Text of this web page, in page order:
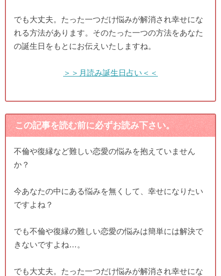
でも大丈夫。たった一つだけ悩みが解消され幸せにな
れる方法があります。そのたった一つの方法をあなた
の誕生日をもとにお伝えいたしますね。
＞＞月読み誕生日占い＜＜
この記事を読む前に必ずお読み下さい。
不倫や復縁など難しい恋愛の悩みを抱えていません
か？
今あなたの中にある悩みを無くして、幸せになりたい
ですよね？
でも不倫や復縁の難しい恋愛の悩みは簡単には解決で
きないですよね…。
でも大丈夫。たった一つだけ悩みが解消され幸せにな